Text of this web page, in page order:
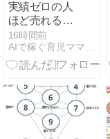
実績ゼロの人
ほど売れる
noteを書ける
禁断法
16時間前